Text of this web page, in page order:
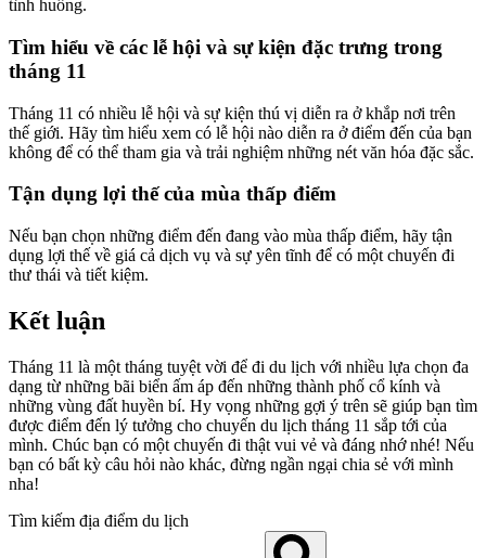
tình huống.
Tìm hiểu về các lễ hội và sự kiện đặc trưng trong
tháng 11
Tháng 11 có nhiều lễ hội và sự kiện thú vị diễn ra ở khắp nơi trên
thế giới. Hãy tìm hiểu xem có lễ hội nào diễn ra ở điểm đến của bạn
không để có thể tham gia và trải nghiệm những nét văn hóa đặc sắc.
Tận dụng lợi thế của mùa thấp điểm
Nếu bạn chọn những điểm đến đang vào mùa thấp điểm, hãy tận
dụng lợi thế về giá cả dịch vụ và sự yên tĩnh để có một chuyến đi
thư thái và tiết kiệm.
Kết luận
Tháng 11 là một tháng tuyệt vời để đi du lịch với nhiều lựa chọn đa
dạng từ những bãi biển ấm áp đến những thành phố cổ kính và
những vùng đất huyền bí. Hy vọng những gợi ý trên sẽ giúp bạn tìm
được điểm đến lý tưởng cho chuyến du lịch tháng 11 sắp tới của
mình. Chúc bạn có một chuyến đi thật vui vẻ và đáng nhớ nhé! Nếu
bạn có bất kỳ câu hỏi nào khác, đừng ngần ngại chia sẻ với mình
nha!
Tìm kiếm địa điểm du lịch